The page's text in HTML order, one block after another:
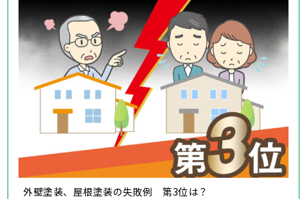
外壁塗装、屋根塗装の失敗例 第3位は？